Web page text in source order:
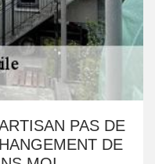
PAS DE
DE